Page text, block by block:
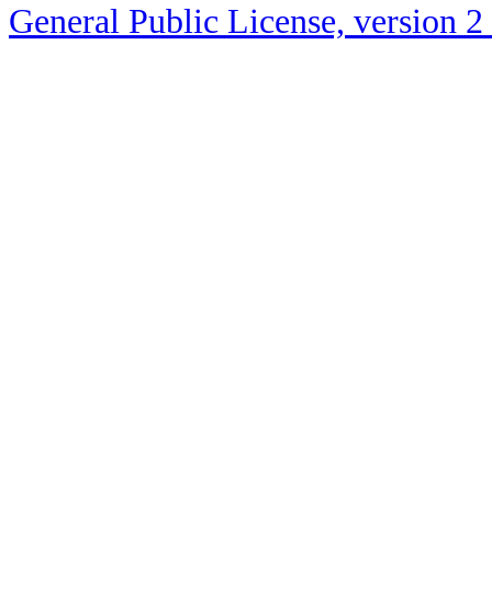
General Public License, version